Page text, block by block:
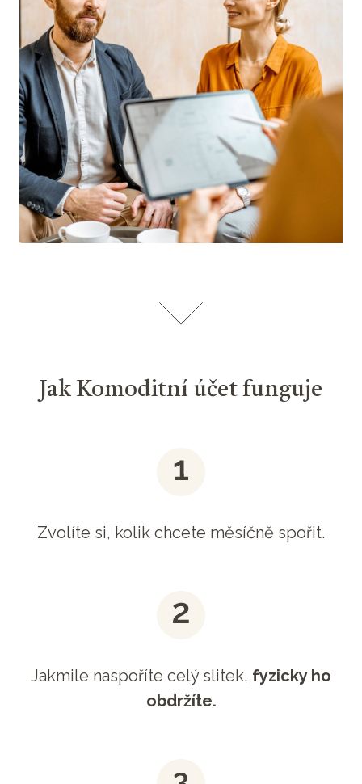
Jak Komoditní účet funguje
Zvolíte si, kolik chcete měsíčně spořit.
Jakmile naspoříte celý slitek, fyzicky ho
obdržíte.